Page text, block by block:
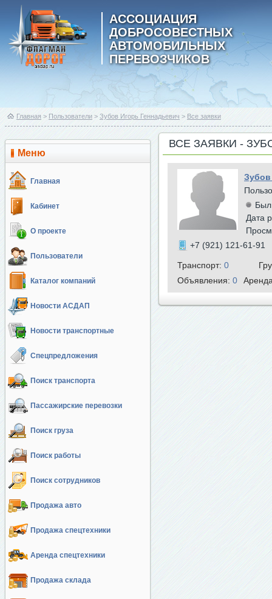
АССОЦИАЦИЯ
ДОБРОСОВЕСТНЫХ
АВТОМОБИЛЬНЫХ
ПЕРЕВОЗЧИКОВ
Главная > Пользователи > Зубов Игорь Геннадьевич > Все заявки
Меню
Главная
Кабинет
О проекте
Пользователи
Каталог компаний
Новости АСДАП
Новости транспортные
Спецпредложения
Поиск транспорта
Пассажирские перевозки
Поиск груза
Поиск работы
Поиск сотрудников
Продажа авто
Продажа спецтехники
Аренда спецтехники
Продажа склада
ВСЕ ЗАЯВКИ -
Зубов
Был
Дата
+7 (921) 121-61-91
Транспорт: 0
Объявления: 0